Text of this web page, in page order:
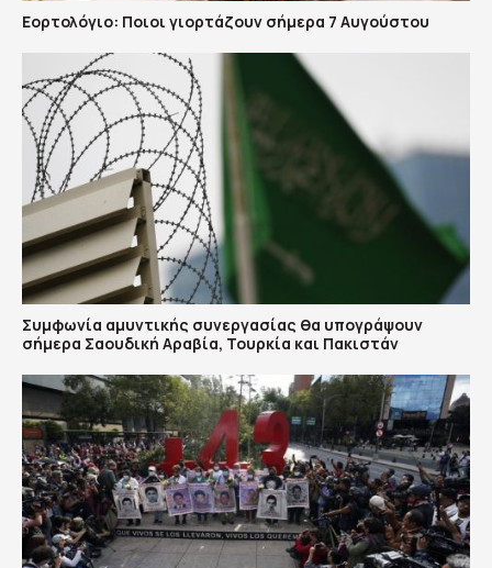
Εορτολόγιο: Ποιοι γιορτάζουν σήμερα 7 Αυγούστου
Συμφωνία αμυντικής συνεργασίας θα υπογράψουν
σήμερα Σαουδική Αραβία, Τουρκία και Πακιστάν